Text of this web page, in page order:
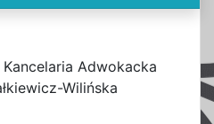
Adwokacka
Wilińska